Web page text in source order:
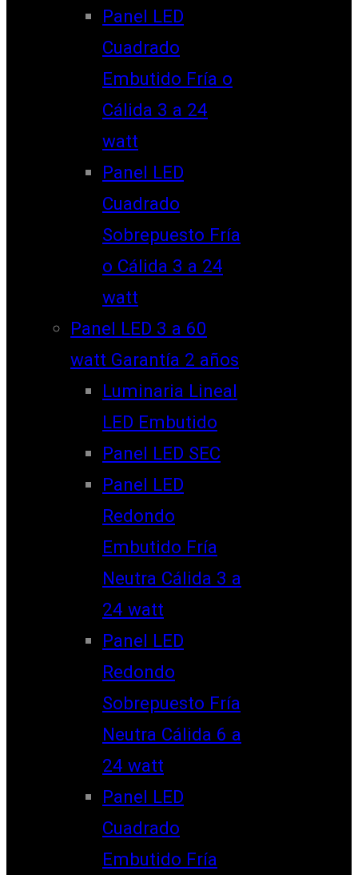
Panel LED
Cuadrado
Embutido Fría o
Cálida 3 a 24
watt
Panel LED
Cuadrado
Sobrepuesto Fría
o Cálida 3 a 24
watt
Panel LED 3 a 60
watt Garantía 2 años
Luminaria Lineal
LED Embutido
Panel LED SEC
Panel LED
Redondo
Embutido Fría
Neutra Cálida 3 a
24 watt
Panel LED
Redondo
Sobrepuesto Fría
Neutra Cálida 6 a
24 watt
Panel LED
Cuadrado
Embutido Fría